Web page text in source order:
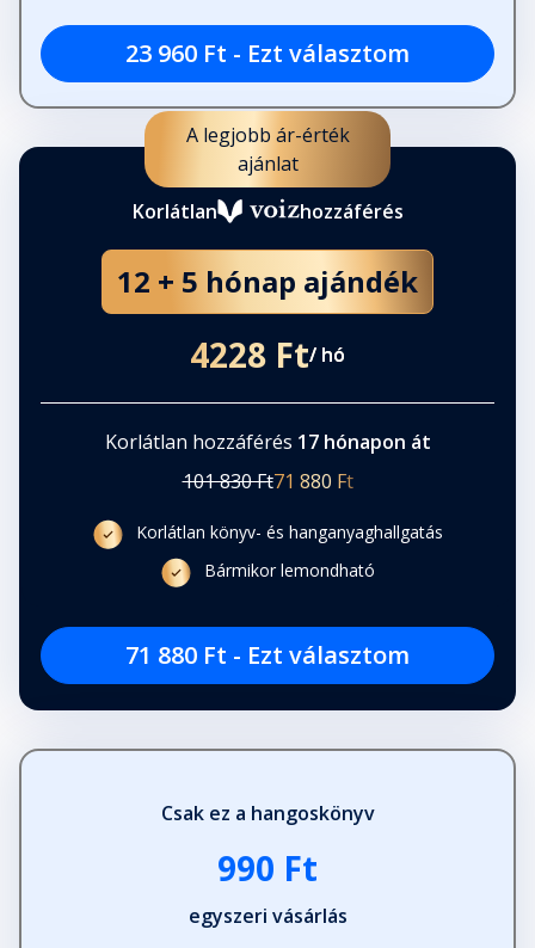
23 960 Ft - Ezt választom
A legjobb ár-érték
ajánlat
Korlátlan
hozzáférés
12 + 5 hónap ajándék
4228 Ft/ hó
Korlátlan hozzáférés 17 hónapon át
101 830 Ft71 880 Ft
Korlátlan könyv- és hanganyaghallgatás
Bármikor lemondható
71 880 Ft - Ezt választom
Csak ez a hangoskönyv
990 Ft
egyszeri vásárlás